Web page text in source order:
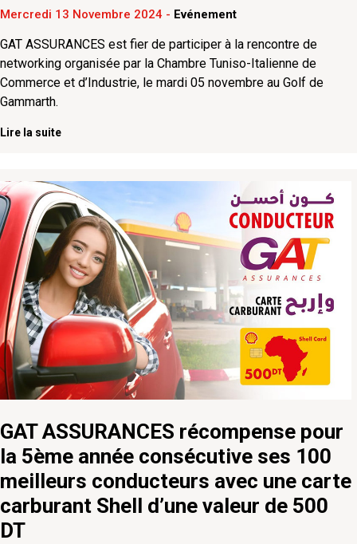
Mercredi 13 Novembre 2024 - Evénement
GAT ASSURANCES est fier de participer à la rencontre de
networking organisée par la Chambre Tuniso-Italienne de
Commerce et d’Industrie, le mardi 05 novembre au Golf de
Gammarth.
Lire la suite
GAT ASSURANCES récompense pour
la 5ème année consécutive ses 100
meilleurs conducteurs avec une carte
carburant Shell d’une valeur de 500
DT